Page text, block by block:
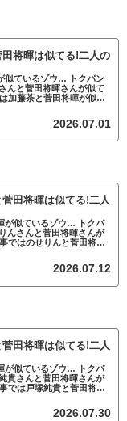
田将暉は似てる!二人の
似ているゾウ… トクパン
んと菅田将暉さんが似て
加藤茶と菅田将暉が似て
2026.07.01
菅田将暉は似てる!二人
が似ているゾウ… トクパ
んさんと菅田将暉さんが
ではのせりんと菅田将暉
2026.07.12
菅田将暉は似てる!二人
が似ているゾウ… トクパ
貴さんと菅田将暉さんが
では戸塚純貴と菅田将暉
2026.07.30